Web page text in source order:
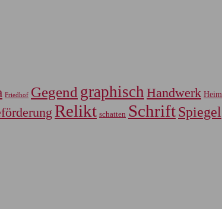
Friedhof Gegend graphisch Handwerk Heim
Relikt schatten SchriftSpiegel